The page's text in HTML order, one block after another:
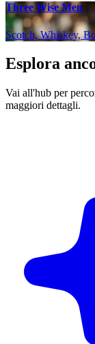
Three Wise Men
Scotch, Whiskey,
Esplora
Vai all'hub per
maggiori dettagli.